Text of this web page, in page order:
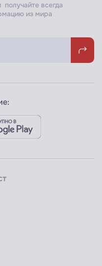
всегда
из мира